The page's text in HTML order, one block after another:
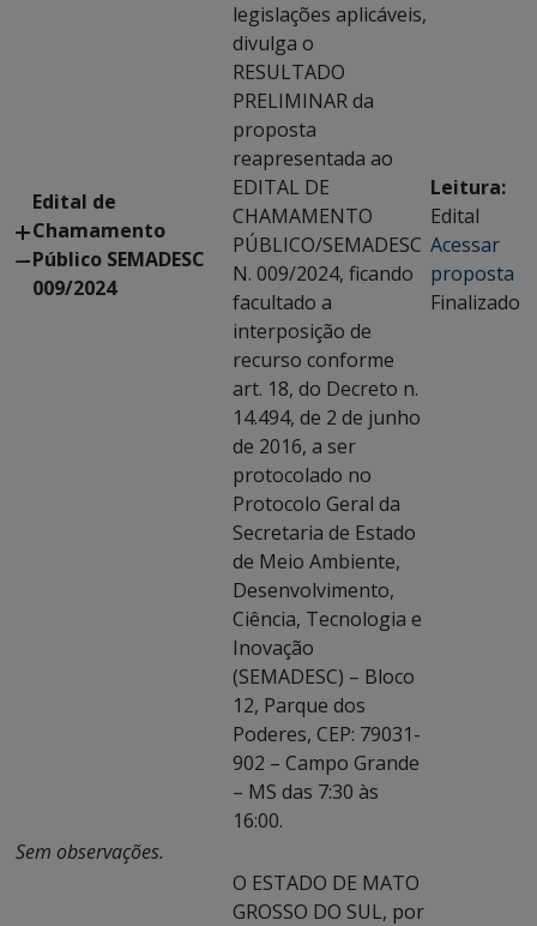
Edital de
Chamamento
Público SEMADESC
009/2024
legislações aplicáveis,
divulga o
RESULTADO
PRELIMINAR da
proposta
reapresentada ao
EDITAL DE
CHAMAMENTO
PÚBLICO/SEMADESC
N. 009/2024, ficando
facultado a
interposição de
recurso conforme
art. 18, do Decreto n.
14.494, de 2 de junho
de 2016, a ser
protocolado no
Protocolo Geral da
Secretaria de Estado
de Meio Ambiente,
Desenvolvimento,
Ciência, Tecnologia e
Inovação
(SEMADESC) – Bloco
12, Parque dos
Poderes, CEP: 79031-
902 – Campo Grande
– MS das 7:30 às
16:00.
Leitura:
Edital
Acessar
proposta
Finalizado
Sem observações.
O ESTADO DE MATO
GROSSO DO SUL, por